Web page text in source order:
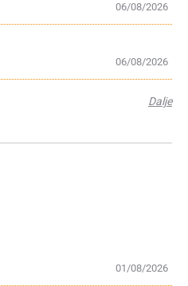
06/08/2026
06/08/2026
Dalje
01/08/2026